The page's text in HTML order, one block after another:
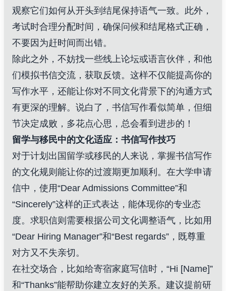
观察它们如何从开头到结尾保持语气一致。此外，
考试时合理分配时间，确保问候和结尾格式正确，
不要因为赶时间而出错。
除此之外，不妨找一些线上论坛或语言伙伴，和他
们模拟书信交流，获取反馈。这样不仅能提高你的
写作水平，还能让你对不同文化背景下的沟通方式
有更深的理解。说白了，书信写作看似简单，但细
节决定成败，多花点心思，总会看到进步的！
留学与移民中的文化适应：书信写作技巧
对于计划出国留学或移民的人来说，掌握书信写作
的文化规则能让你的过渡期更加顺利。在大学申请
信中，使用“Dear Admissions Committee”和
“Sincerely”这样的正式表达，能体现你的专业态
度。求职信则需要根据公司文化调整语气，比如用
“Dear Hiring Manager”和“Best regards”，既尊重
对方又不失亲切。
在社交场合，比如给寄宿家庭写信时，“Hi [Name]”
和“Thanks”能帮助你建立友好的关系。建议提前研